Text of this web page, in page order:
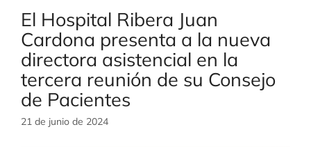
El Hospital Ribera Juan
Cardona presenta a la nueva
directora asistencial en la
tercera reunión de su Consejo
de Pacientes
21 de junio de 2024